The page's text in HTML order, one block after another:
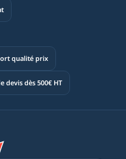
qualité prix
devis dès 500€ HT